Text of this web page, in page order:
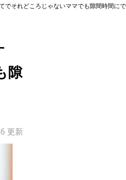
でそれどころじゃないママでも隙間時間に
隙
更新